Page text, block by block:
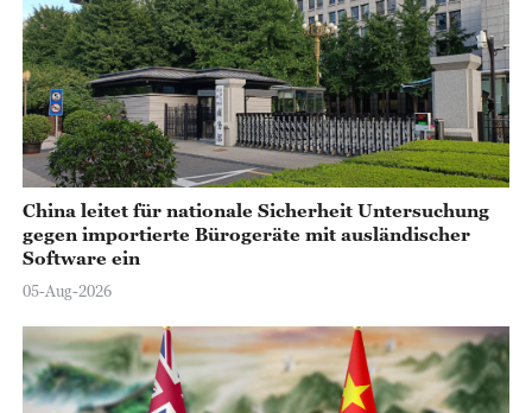
China leitet für nationale Sicherheit Untersuchung
gegen importierte Bürogeräte mit ausländischer
Software ein
05-Aug-2026